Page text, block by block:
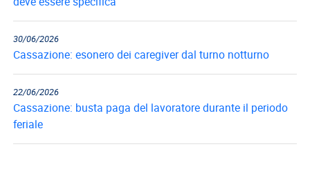
30/06/2026
Cassazione: esonero dei caregiver dal turno notturno
22/06/2026
Cassazione: busta paga del lavoratore durante il periodo
feriale